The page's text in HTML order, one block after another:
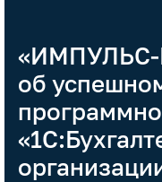
«ИМПУЛЬС-
об